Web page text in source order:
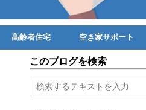
高齢者住宅 空き家サポート
このブログを検索